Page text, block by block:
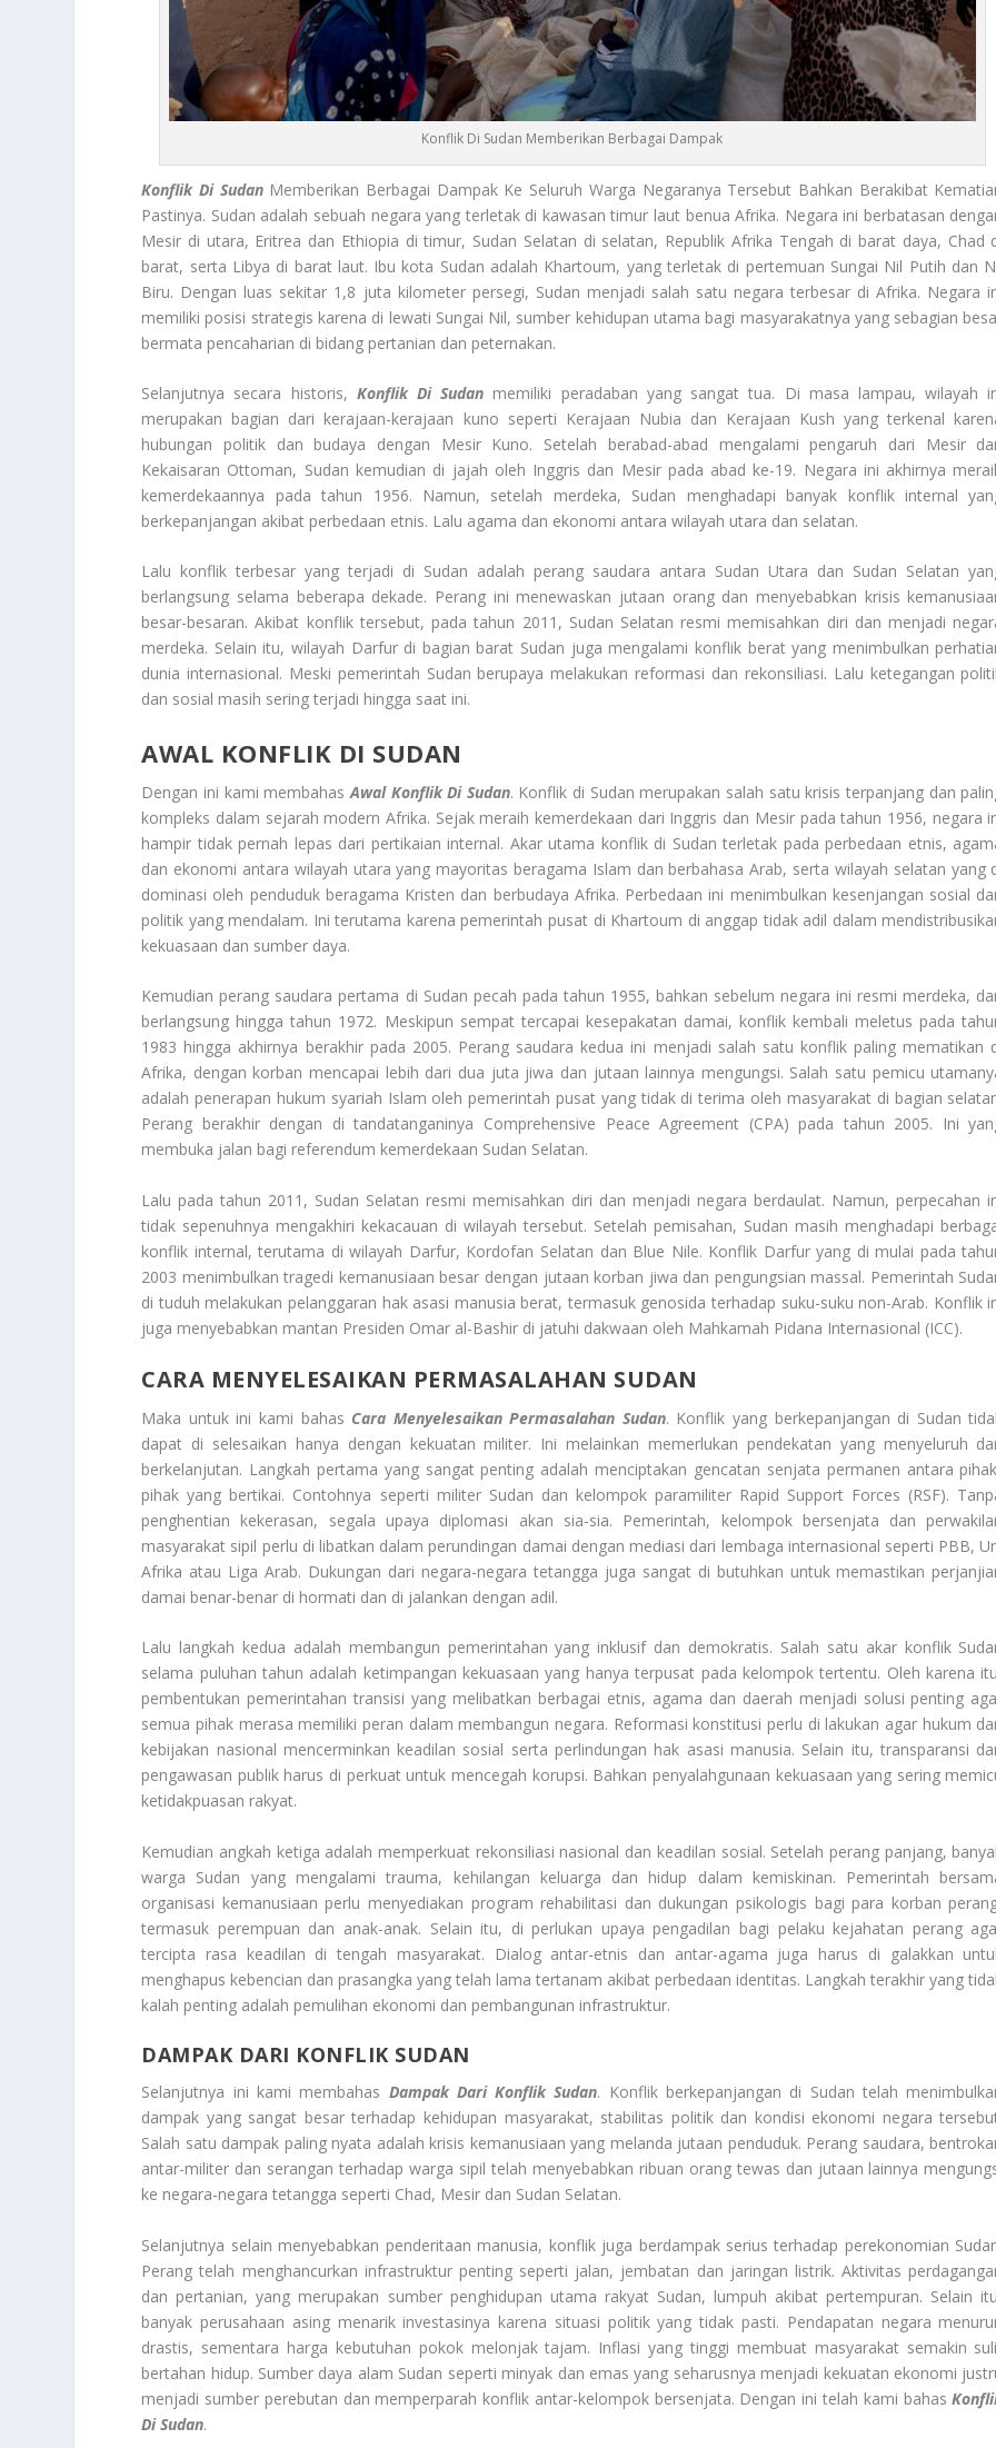
Konflik Di Sudan Memberikan Berbagai Dampak
Konflik Di SudanMemberikan Berbagai Dampak Ke Seluruh Warga Negaranya Tersebut Bahkan Berakibat
Pastinya. Sudan adalah sebuah negara yang terletak di kawasan timur laut benua Afrika. Negara ini berbatasan
Mesir di utara, Eritrea dan Ethiopia di timur, Sudan Selatan di selatan, Republik Afrika Tengah di barat daya, Chad
barat, serta Libya di barat laut. Ibu kota Sudan adalah Khartoum, yang terletak di pertemuan Sungai Nil Putih dan
Biru. Dengan luas sekitar 1,8 juta kilometer persegi, Sudan menjadi salah satu negara terbesar di Afrika. Negara
memiliki posisi strategis karena di lewati Sungai Nil, sumber kehidupan utama bagi masyarakatnya yang sebagian
bermata pencaharian di bidang pertanian dan peternakan.
Selanjutnya secara historis, Konflik Di Sudan memiliki peradaban yang sangat tua. Di masa lampau, wilayah
merupakan bagian dari kerajaan-kerajaan kuno seperti Kerajaan Nubia dan Kerajaan Kush yang terkenal
hubungan politik dan budaya dengan Mesir Kuno. Setelah berabad-abad mengalami pengaruh dari Mesir
Kekaisaran Ottoman, Sudan kemudian di jajah oleh Inggris dan Mesir pada abad ke-19. Negara ini akhirnya
kemerdekaannya pada tahun 1956. Namun, setelah merdeka, Sudan menghadapi banyak konflik internal
berkepanjangan akibat perbedaan etnis. Lalu agama dan ekonomi antara wilayah utara dan selatan.
Lalu konflik terbesar yang terjadi di Sudan adalah perang saudara antara Sudan Utara dan Sudan Selatan
berlangsung selama beberapa dekade. Perang ini menewaskan jutaan orang dan menyebabkan krisis
besar-besaran. Akibat konflik tersebut, pada tahun 2011, Sudan Selatan resmi memisahkan diri dan menjadi
merdeka. Selain itu, wilayah Darfur di bagian barat Sudan juga mengalami konflik berat yang menimbulkan
dunia internasional. Meski pemerintah Sudan berupaya melakukan reformasi dan rekonsiliasi. Lalu ketegangan
dan sosial masih sering terjadi hingga saat ini.
AWAL KONFLIK DI SUDAN
Dengan ini kami membahasAwal Konflik Di Sudan. Konflik di Sudan merupakan salah satu krisis terpanjang dan
kompleks dalam sejarah modern Afrika. Sejak meraih kemerdekaan dari Inggris dan Mesir pada tahun 1956, negara
hampir tidak pernah lepas dari pertikaian internal. Akar utama konflik di Sudan terletak pada perbedaan etnis,
dan ekonomi antara wilayah utara yang mayoritas beragama Islam dan berbahasa Arab, serta wilayah selatan yang
dominasi oleh penduduk beragama Kristen dan berbudaya Afrika. Perbedaan ini menimbulkan kesenjangan sosial
politik yang mendalam. Ini terutama karena pemerintah pusat di Khartoum di anggap tidak adil dalam
kekuasaan dan sumber daya.
Kemudian perang saudara pertama di Sudan pecah pada tahun 1955, bahkan sebelum negara ini resmi merdeka,
berlangsung hingga tahun 1972. Meskipun sempat tercapai kesepakatan damai, konflik kembali meletus pada
1983 hingga akhirnya berakhir pada 2005. Perang saudara kedua ini menjadi salah satu konflik paling mematikan
Afrika, dengan korban mencapai lebih dari dua juta jiwa dan jutaan lainnya mengungsi. Salah satu pemicu
adalah penerapan hukum syariah Islam oleh pemerintah pusat yang tidak di terima oleh masyarakat di bagian
Perang berakhir dengan di tandatanganinya Comprehensive Peace Agreement (CPA) pada tahun 2005. Ini
membuka jalan bagi referendum kemerdekaan Sudan Selatan.
Lalu pada tahun 2011, Sudan Selatan resmi memisahkan diri dan menjadi negara berdaulat. Namun, perpecahan
tidak sepenuhnya mengakhiri kekacauan di wilayah tersebut. Setelah pemisahan, Sudan masih menghadapi
konflik internal, terutama di wilayah Darfur, Kordofan Selatan dan Blue Nile. Konflik Darfur yang di mulai pada
2003 menimbulkan tragedi kemanusiaan besar dengan jutaan korban jiwa dan pengungsian massal. Pemerintah
di tuduh melakukan pelanggaran hak asasi manusia berat, termasuk genosida terhadap suku-suku non-Arab. Konflik
juga menyebabkan mantan Presiden Omar al-Bashir di jatuhi dakwaan oleh Mahkamah Pidana Internasional (ICC).
CARA MENYELESAIKAN PERMASALAHAN SUDAN
Maka untuk ini kami bahas Cara Menyelesaikan Permasalahan Sudan. Konflik yang berkepanjangan di Sudan
dapat di selesaikan hanya dengan kekuatan militer. Ini melainkan memerlukan pendekatan yang menyeluruh
berkelanjutan. Langkah pertama yang sangat penting adalah menciptakan gencatan senjata permanen antara
pihak yang bertikai. Contohnya seperti militer Sudan dan kelompok paramiliter Rapid Support Forces (RSF).
penghentian kekerasan, segala upaya diplomasi akan sia-sia. Pemerintah, kelompok bersenjata dan
masyarakat sipil perlu di libatkan dalam perundingan damai dengan mediasi dari lembaga internasional seperti PBB,
Afrika atau Liga Arab. Dukungan dari negara-negara tetangga juga sangat di butuhkan untuk memastikan
damai benar-benar di hormati dan di jalankan dengan adil.
Lalu langkah kedua adalah membangun pemerintahan yang inklusif dan demokratis. Salah satu akar konflik
selama puluhan tahun adalah ketimpangan kekuasaan yang hanya terpusat pada kelompok tertentu. Oleh karena
pembentukan pemerintahan transisi yang melibatkan berbagai etnis, agama dan daerah menjadi solusi penting
semua pihak merasa memiliki peran dalam membangun negara. Reformasi konstitusi perlu di lakukan agar hukum
kebijakan nasional mencerminkan keadilan sosial serta perlindungan hak asasi manusia. Selain itu, transparansi
pengawasan publik harus di perkuat untuk mencegah korupsi. Bahkan penyalahgunaan kekuasaan yang sering
ketidakpuasan rakyat.
Kemudian angkah ketiga adalah memperkuat rekonsiliasi nasional dan keadilan sosial. Setelah perang panjang,
warga Sudan yang mengalami trauma, kehilangan keluarga dan hidup dalam kemiskinan. Pemerintah
organisasi kemanusiaan perlu menyediakan program rehabilitasi dan dukungan psikologis bagi para korban
termasuk perempuan dan anak-anak. Selain itu, di perlukan upaya pengadilan bagi pelaku kejahatan perang
tercipta rasa keadilan di tengah masyarakat. Dialog antar-etnis dan antar-agama juga harus di galakkan
menghapus kebencian dan prasangka yang telah lama tertanam akibat perbedaan identitas. Langkah terakhir yang
kalah penting adalah pemulihan ekonomi dan pembangunan infrastruktur.
DAMPAK DARI KONFLIK SUDAN
Selanjutnya ini kami membahas Dampak Dari Konflik Sudan. Konflik berkepanjangan di Sudan telah
dampak yang sangat besar terhadap kehidupan masyarakat, stabilitas politik dan kondisi ekonomi negara
Salah satu dampak paling nyata adalah krisis kemanusiaan yang melanda jutaan penduduk. Perang saudara,
antar-militer dan serangan terhadap warga sipil telah menyebabkan ribuan orang tewas dan jutaan lainnya
ke negara-negara tetangga seperti Chad, Mesir dan Sudan Selatan.
Selanjutnya selain menyebabkan penderitaan manusia, konflik juga berdampak serius terhadap perekonomian
Perang telah menghancurkan infrastruktur penting seperti jalan, jembatan dan jaringan listrik. Aktivitas
dan pertanian, yang merupakan sumber penghidupan utama rakyat Sudan, lumpuh akibat pertempuran. Selain
banyak perusahaan asing menarik investasinya karena situasi politik yang tidak pasti. Pendapatan negara
drastis, sementara harga kebutuhan pokok melonjak tajam. Inflasi yang tinggi membuat masyarakat semakin
bertahan hidup. Sumber daya alam Sudan seperti minyak dan emas yang seharusnya menjadi kekuatan ekonomi
menjadi sumber perebutan dan memperparah konflik antar-kelompok bersenjata. Dengan ini telah kami bahas
Di Sudan.